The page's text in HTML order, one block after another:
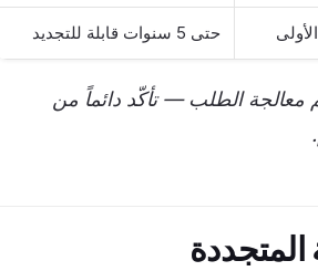
حتى 5 سنوات قابلة للتجديد
إضافةً إلى رسم معالجة الطلب — تأكّد دائماً من
المتجددة